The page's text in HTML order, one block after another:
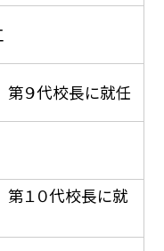
９代校長に就任
１０代校長に就